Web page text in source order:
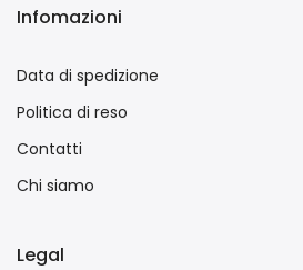
Infomazioni
Data di spedizione
Politica di reso
Contatti
Chi siamo
Legal